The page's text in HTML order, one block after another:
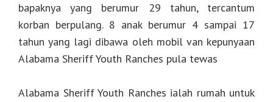
bapaknya yang berumur 29 tahun, tercantum
korban berpulang. 8 anak berumur 4 sampai 17
tahun yang lagi dibawa oleh mobil van kepunyaan
Alabama Sheriff Youth Ranches pula tewas
Alabama Sheriff Youth Ranches ialah rumah untuk